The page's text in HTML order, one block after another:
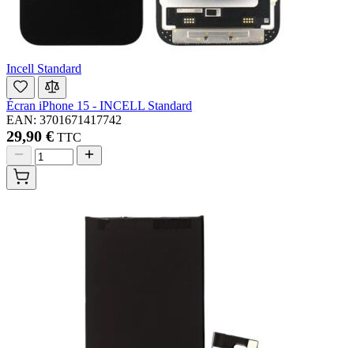
Incell Standard
Écran iPhone 15 - INCELL Standard
EAN: 3701671417742
29,90 € TTC